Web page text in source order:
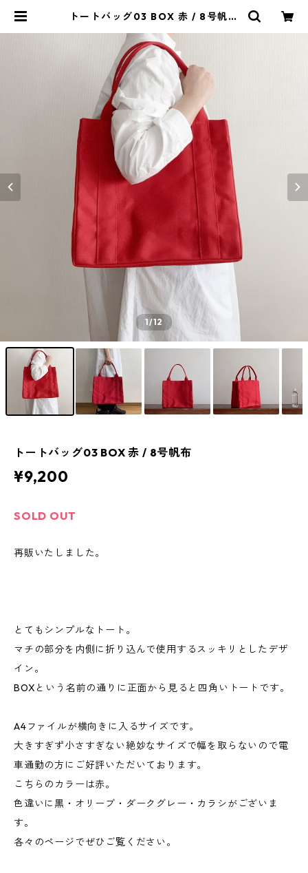
トートバッグ03 BOX 赤 / 8号帆布
ったかたちの帆布かばん
1/12
トートバッグ03 BOX 赤 / 8号帆布
¥9,200
SOLD OUT
再販いたしました。
とてもシンプルなトート。
マチの部分を内側に折り込んで使用するスッキリとしたデザ
イン。
BOXという名前の通りに正面から見ると四角いトートです。
A4ファイルが横向きに入るサイズです。
大きすぎず小さすぎない絶妙なサイズで幅を取らないので電
車通勤の方にご好評いただいております。
こちらのカラーは赤。
色違いに黒・オリーブ・ダークグレー・カラシがございま
す。
各々のページでぜひご覧ください。